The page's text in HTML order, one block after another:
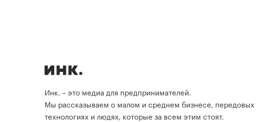
Инк. – это медиа для предпринимателей.
Мы рассказываем о малом и среднем бизнесе, передовых
технологиях и людях, которые за всем этим стоят.